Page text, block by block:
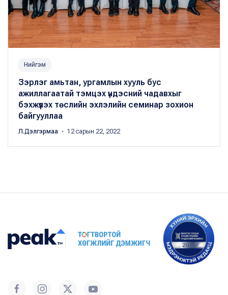
Нийгэм
Зэрлэг амьтан, ургамлын хууль бус
ажиллагаатай тэмцэх үндэсний чадавхыг
бэхжүүлэх төслийн эхлэлийн семинар зохион
байгууллаа
Л.Дэлгэрмаа ・ 12 сарын 22, 2022